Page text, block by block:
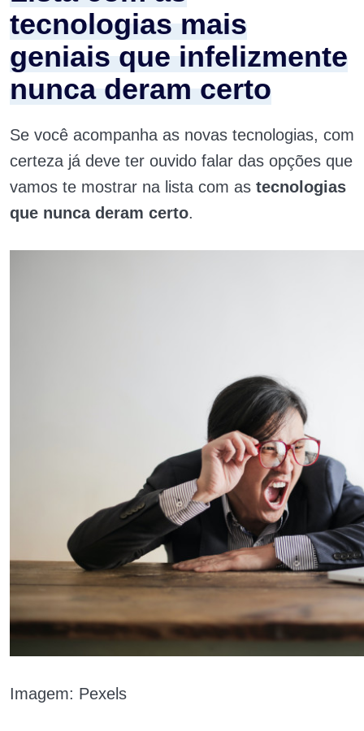
tecnologias mais
geniais que infelizmente
nunca deram certo
Se você acompanha as novas tecnologias, com
certeza já deve ter ouvido falar das opções que
vamos te mostrar na lista com as tecnologias
que nunca deram certo.
Imagem: Pexels